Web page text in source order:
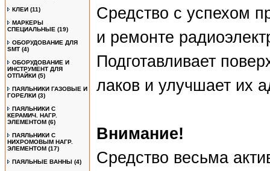
КЛЕИ (11)
МАРКЕРЫ
СПЕЦИАЛЬНЫЕ (19)
ОБОРУДОВАНИЕ ДЛЯ
SMT (4)
ОБОРУДОВАНИЕ И
ИНСТРУМЕНТ ДЛЯ
ОТПАЙКИ (5)
ПАЯЛЬНИКИ ГАЗОВЫЕ И
ГОРЕЛКИ (3)
ПАЯЛЬНИКИ С
КЕРАМИЧ. НАГР.
ЭЛЕМЕНТОМ (6)
ПАЯЛЬНИКИ С
НИХРОМОВЫМ НАГР.
ЭЛЕМЕНТОМ (17)
ПАЯЛЬНЫЕ ВАННЫ (4)
Средство с успехом
и ремонте
Подготавливает
лаков и улучшает их
Внимание!
Средство весьма